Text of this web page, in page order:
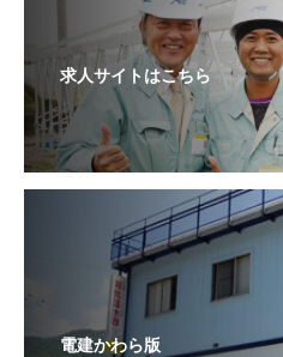
求人サイトはこちら
電建かわら版